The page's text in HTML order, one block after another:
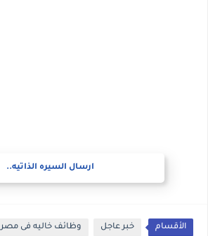
ارسال السيره الذاتيه..
الأقسام خبر عاجل وظائف خاليه فى مصر